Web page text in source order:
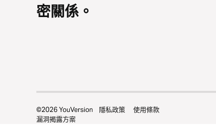
密關係。
©2026YouVersion 隱私政策
使用條款
漏洞揭露方案